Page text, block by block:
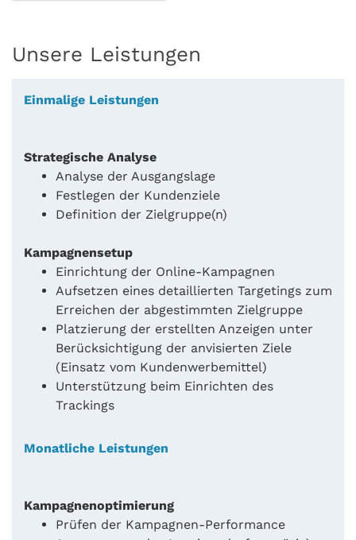
Unsere Leistungen
Einmalige Leistungen
Strategische Analyse
Analyse der Ausgangslage
Festlegen der Kundenziele
Definition der Zielgruppe(n)
Kampagnensetup
Einrichtung der Online-Kampagnen
Aufsetzen eines detaillierten Targetings zum
Erreichen der abgestimmten Zielgruppe
Platzierung der erstellten Anzeigen unter
Berücksichtigung der anvisierten Ziele
(Einsatz vom Kundenwerbemittel)
Unterstützung beim Einrichten des
Trackings
Monatliche Leistungen
Kampagnenoptimierung
Prüfen der Kampagnen-Performance